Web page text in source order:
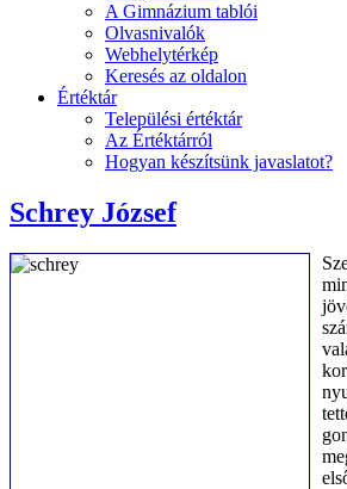
A Gimnázium tablói
Olvasnivalók
Webhelytérkép
Keresés az oldalon
Értéktár
Települési értéktár
Az Értéktárról
Hogyan készítsünk javaslatot?
Schrey József